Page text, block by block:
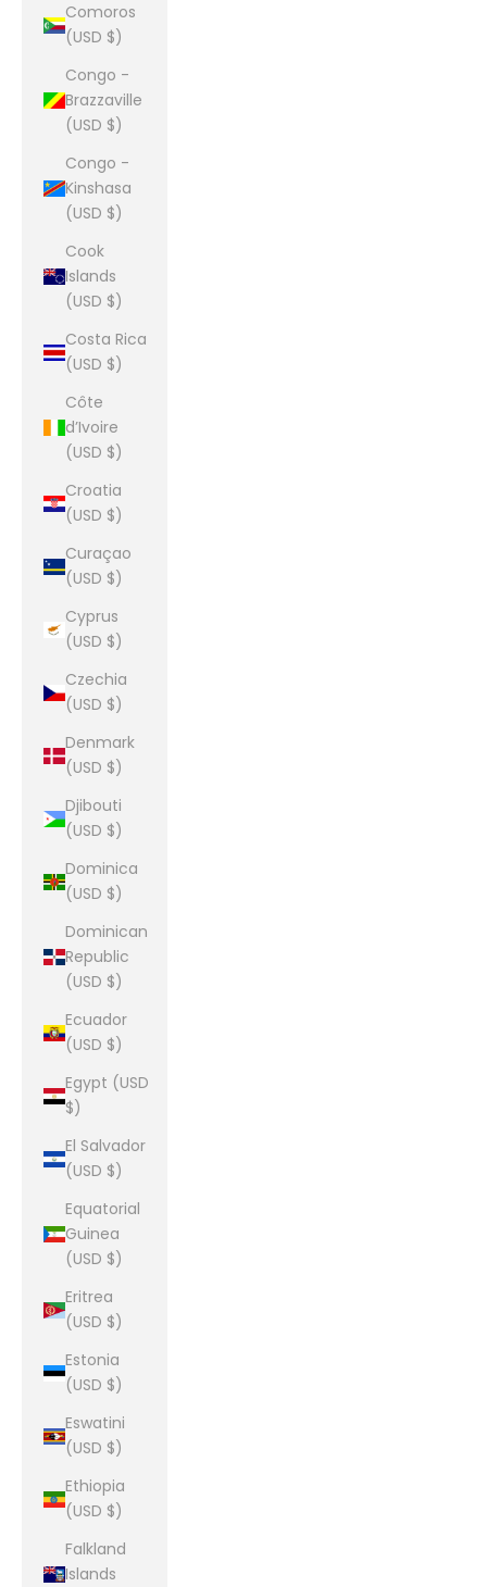
Comoros
(USD $)
Congo -
Brazzaville
(USD $)
Congo -
Kinshasa
(USD $)
Cook
Islands
(USD $)
Costa Rica
(USD $)
Côte
d’Ivoire
(USD $)
Croatia
(USD $)
Curaçao
(USD $)
Cyprus
(USD $)
Czechia
(USD $)
Denmark
(USD $)
Djibouti
(USD $)
Dominica
(USD $)
Dominican
Republic
(USD $)
Ecuador
(USD $)
Egypt (USD
$)
El Salvador
(USD $)
Equatorial
Guinea
(USD $)
Eritrea
(USD $)
Estonia
(USD $)
Eswatini
(USD $)
Ethiopia
(USD $)
Falkland
Islands